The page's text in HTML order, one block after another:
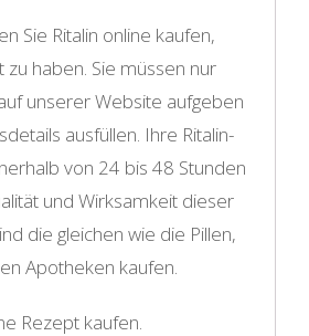
Sie Ritalin online kaufen,
zu haben. Sie müssen nur
unserer Website aufgeben
ausfüllen. Ihre Ritalin-
von 24 bis 48 Stunden
und Wirksamkeit dieser
die gleichen wie die Pillen,
Apotheken kaufen.
Rezept kaufen.